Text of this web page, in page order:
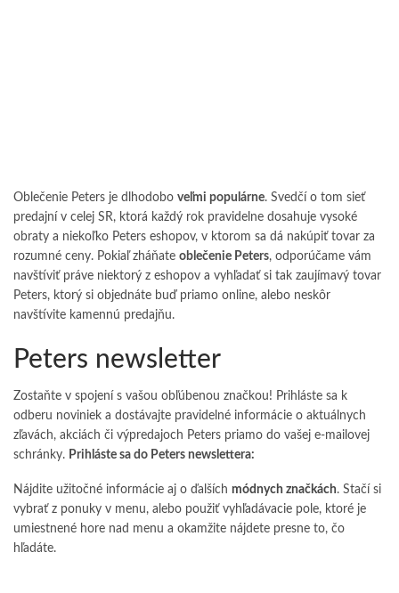
Oblečenie Peters je dlhodobo veľmi populárne. Svedčí o tom sieť
predajní v celej SR, ktorá každý rok pravidelne dosahuje vysoké
obraty a niekoľko Peters eshopov, v ktorom sa dá nakúpiť tovar za
rozumné ceny. Pokiaľ zháňate oblečenie Peters, odporúčame vám
navštíviť práve niektorý z eshopov a vyhľadať si tak zaujímavý tovar
Peters, ktorý si objednáte buď priamo online, alebo neskôr
navštívite kamennú predajňu.
Peters newsletter
Zostaňte v spojení s vašou obľúbenou značkou! Prihláste sa k
odberu noviniek a dostávajte pravidelné informácie o aktuálnych
zľavách, akciách či výpredajoch Peters priamo do vašej e-mailovej
schránky. Prihláste sa do Peters newslettera:
Nájdite užitočné informácie aj o ďalších módnych značkách. Stačí si
vybrať z ponuky v menu, alebo použiť vyhľadávacie pole, ktoré je
umiestnené hore nad menu a okamžite nájdete presne to, čo
hľadáte.